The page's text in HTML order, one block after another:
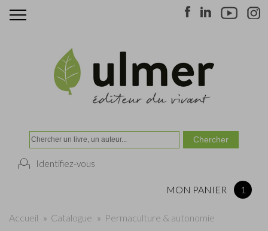
Identifiez-vous
MON PANIER 1
Accueil » Catalogue » Permaculture & autonomie